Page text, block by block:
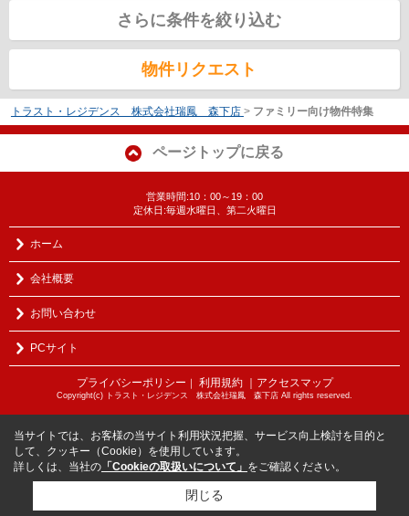
さらに条件を絞り込む
物件リクエスト
トラスト・レジデンス 株式会社瑞鳳 森下店 > ファミリー向け物件特集
ページトップに戻る
営業時間:10：00～19：00
定休日:毎週水曜日、第二火曜日
ホーム
会社概要
お問い合わせ
PCサイト
プライバシーポリシー ｜ 利用規約 ｜アクセスマップ
Copyright(c) トラスト・レジデンス 株式会社瑞鳳 森下店 All rights reserved.
当サイトでは、お客様の当サイト利用状況把握、サービス向上検討を目的と
して、クッキー（Cookie）を使用しています。
詳しくは、当社の 「Cookieの取扱いについて」 をご確認ください。
閉じる